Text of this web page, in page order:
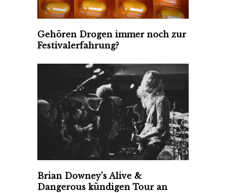
Gehören Drogen immer noch zur
Festivalerfahrung?
Brian Downey's Alive &
Dangerous kündigen Tour an